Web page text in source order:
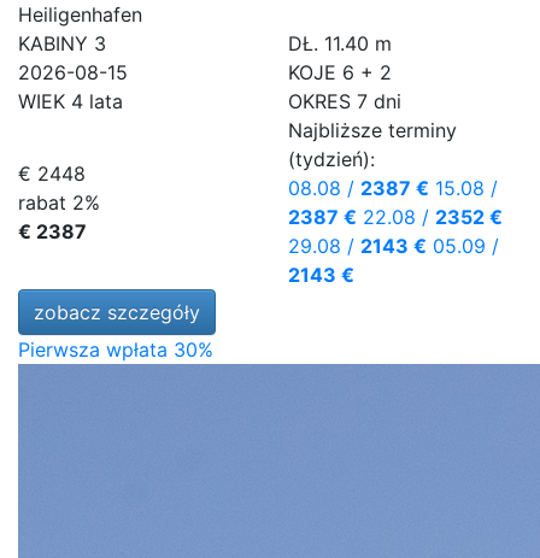
Heiligenhafen
KABINY 3 DŁ. 11.40 m
2026-08-15
KOJE 6 + 2
WIEK 4 lata OKRES 7 dni
€ 2448
rabat 2%
€ 2387
Najbliższe terminy
(tydzień):
08.08 / 2387 € 15.08 /
2387 € 22.08 / 2352 €
29.08 / 2143 € 05.09 /
2143 €
zobacz szczegóły
Pierwsza wpłata 30%